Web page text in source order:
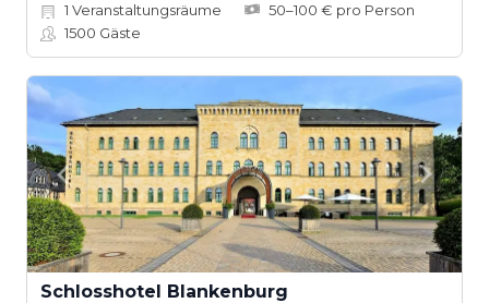
1 Veranstaltungsräume
50–100 € pro Person
1500 Gäste
Schlosshotel Blankenburg